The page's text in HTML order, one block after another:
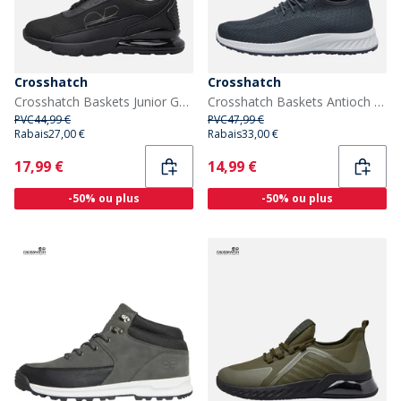
Crosshatch
Crosshatch Baskets Junior Garçon Smitlay II Black Mono
PVC44,99 €
Rabais27,00 €
Current
17,99 €
-50% ou plus
Crosshatch
Crosshatch Baskets Antioch Homme Gris
PVC47,99 €
Rabais33,00 €
Current
14,99 €
-50% ou plus